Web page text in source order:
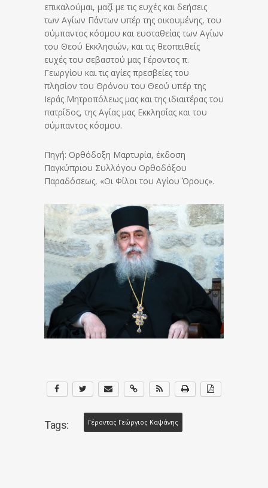
επικαλούμαι, μαζί με τις ευχές και δεήσεις
των Αγίων Πάντων υπέρ της οικουμένης, του
σύμπαντος κόσμου και ευσταθείας των Αγίων
του Θεού Εκκλησιών, και τις θεοπειθείς
ευχές του σεβαστού μας Γέροντος π.
Γεωργίου και τις αγίες πρεσβείες του
πλησίον του Θρόνου του Θεού υπέρ της
Ιεράς Μητροπόλεως μας και της ιδιαιτέρας του
πατρίδος, της Αγίας μας Εκκλησίας και του
σύμπαντος κόσμου.
Πηγή: Ορθόδοξη Μαρτυρία, έκδοση
Παγκύπριου Συλλόγου Ορθοδόξου
Παραδόσεως, «Οι Φίλοι του Αγίου Όρους».
Tags: Γέροντας Γεώργιος Καψάνης